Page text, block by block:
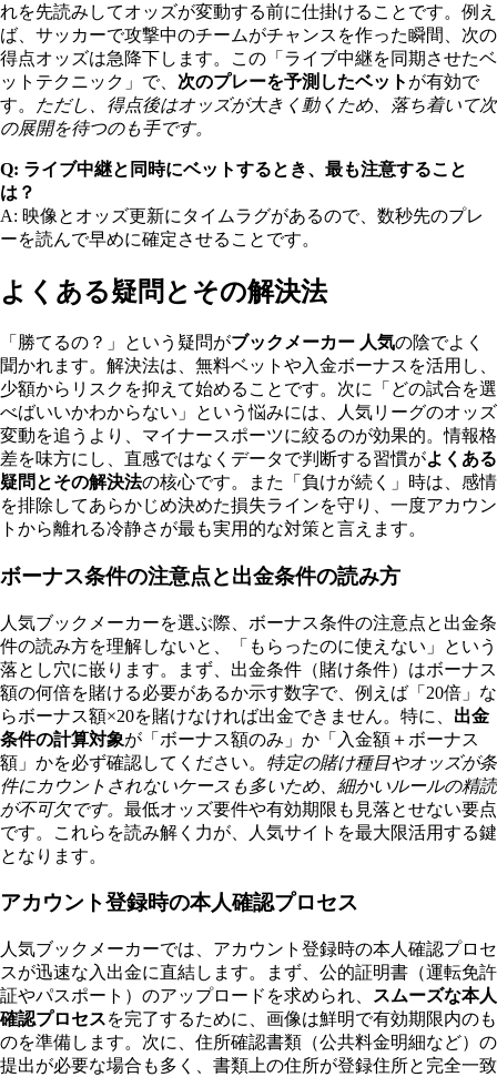
れを先読みしてオッズが変動する前に仕掛けることです。例え
ば、サッカーで攻撃中のチームがチャンスを作った瞬間、次の
得点オッズは急降下します。この「ライブ中継を同期させたベ
ットテクニック」で、 次のプレーを予測したベット が有効で
す。
ただし、得点後はオッズが大きく動くため、落ち着いて次
の展開を待つのも手です。
Q: ライブ中継と同時にベットするとき、最も注意すること
は？
A: 映像とオッズ更新にタイムラグがあるので、数秒先のプレ
ーを読んで早めに確定させることです。
よくある疑問とその解決法
「勝てるの？」という疑問がブックメーカー 人気の陰でよく
聞かれます。解決法は、無料ベットや入金ボーナスを活用し、
少額からリスクを抑えて始めることです。次に「どの試合を選
べばいいかわからない」という悩みには、人気リーグのオッズ
変動を追うより、マイナースポーツに絞るのが効果的。情報格
差を味方にし、直感ではなくデータで判断する習慣がよくある
疑問とその解決法の核心です。また「負けが続く」時は、感情
を排除してあらかじめ決めた損失ラインを守り、一度アカウン
トから離れる冷静さが最も実用的な対策と言えます。
ボーナス条件の注意点と出金条件の読み方
人気ブックメーカーを選ぶ際、ボーナス条件の注意点と出金条
件の読み方を理解しないと、「もらったのに使えない」という
落とし穴に嵌ります。まず、出金条件（賭け条件）はボーナス
額の何倍を賭ける必要があるか示す数字で、例えば「20倍」な
らボーナス額×20を賭けなければ出金できません。特に、 出金
条件の計算対象が「ボーナス額のみ」か「入金額＋ボーナス
額」かを必ず確認してください。 特定の賭け種目やオッズが条
件にカウントされないケースも多いため、細かいルールの精読
が不可欠です。 最低オッズ要件や有効期限も見落とせない要点
です。これらを読み解く力が、人気サイトを最大限活用する鍵
となります。
アカウント登録時の本人確認プロセス
人気ブックメーカーでは、アカウント登録時の本人確認プロセ
スが迅速な入出金に直結します。まず、公的証明書（運転免許
証やパスポート）のアップロードを求められ、
スムーズな本人
確認プロセスを完了するために、画像は鮮明で有効期限内のも
のを準備します。次に、住所確認書類（公共料金明細など）の
提出が必要な場合も多く、書類上の住所が登録住所と完全一致